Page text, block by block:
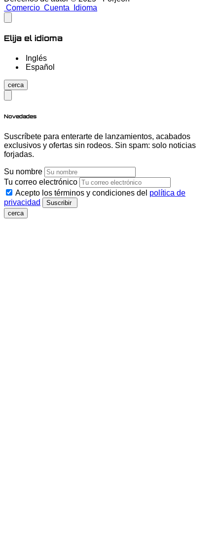
Comercio Cuenta Idioma
Elija el idioma
Inglés
Español
cerca
Novedades
Suscríbete para enterarte de lanzamientos, acabados
exclusivos y ofertas sin rodeos. Sin spam: solo noticias
forjadas.
Su nombre
Tu correo electrónico
Acepto los términos y condiciones del política de
privacidad
Suscribir
cerca